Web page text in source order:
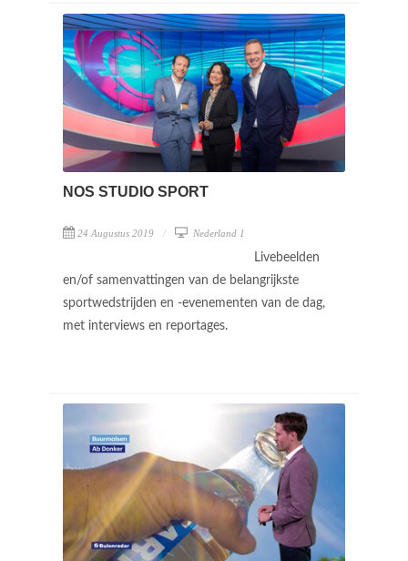
NOS STUDIO SPORT
24 Augustus 2019 Nederland 1
Livebeelden
en/of samenvattingen van de belangrijkste
sportwedstrijden en -evenementen van de dag,
met interviews en reportages.